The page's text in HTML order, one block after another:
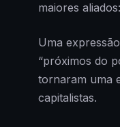
maiores
Uma
“próximos do
tornaram uma
capitalistas.